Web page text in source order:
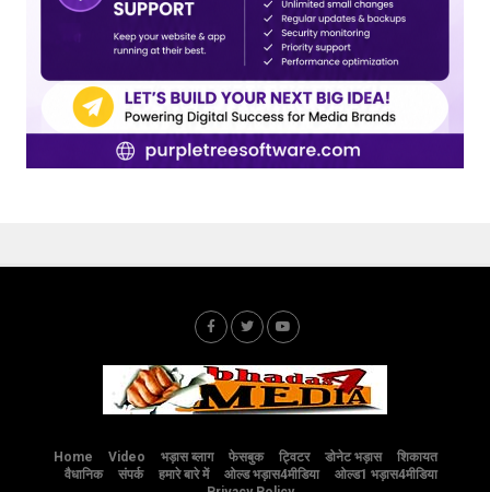
Home Video भड़ास ब्लाग फेसबुक ट्विटर डोनेट भड़ास
शिकायत
वैधानिक
संपर्क हमारे बारे में ओल्ड भड़ास4मीडिया
ओल्ड1 भड़ास4मीडिया